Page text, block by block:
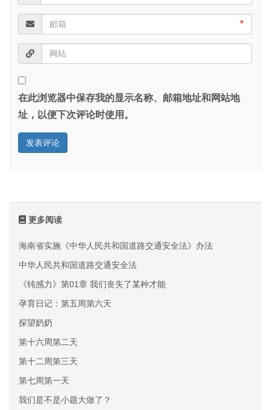
*
在此浏览器中保存我的显示名称、邮箱地址和网站地
址，以便下次评论时使用。
更多阅读
海南省实施《中华人民共和国道路交通安全法》办法
中华人民共和国道路交通安全法
《钝感力》第01章 我们丧失了某种才能
孕育日记：第五周第六天
探望奶奶
第十六周第二天
第十二周第三天
第七周第一天
我们是不是小题大做了？